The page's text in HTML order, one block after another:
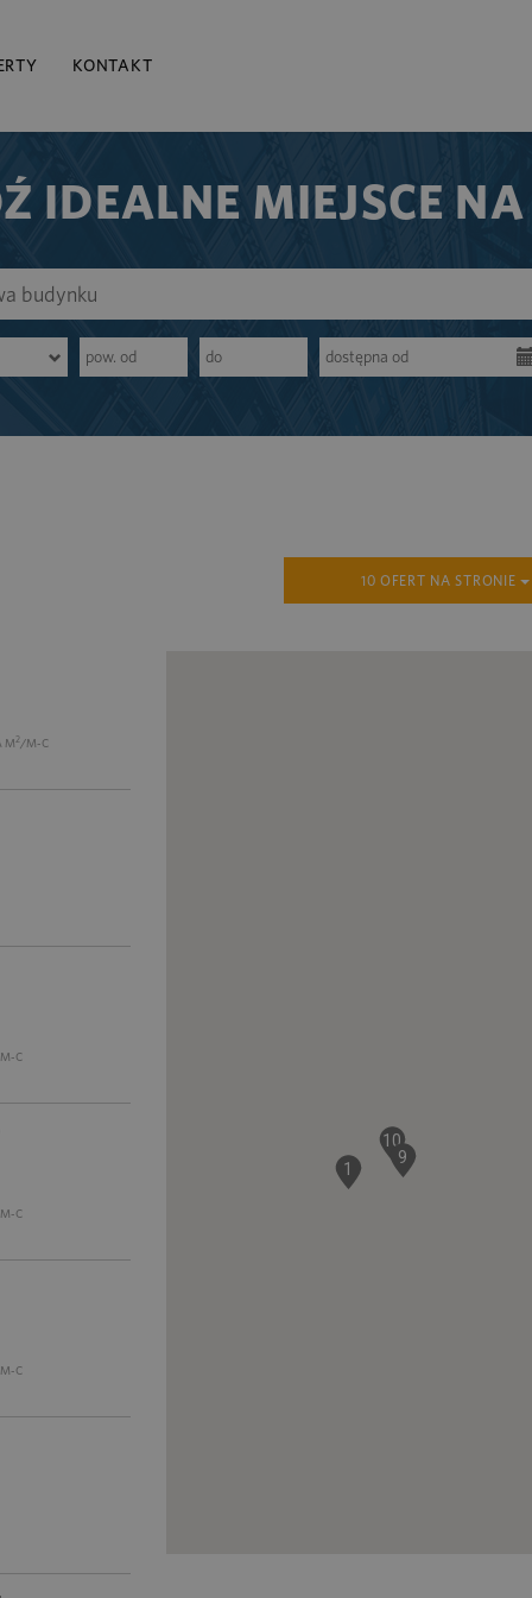
KONTAKT
IDEALNE MIEJSCE
10 OFERT NA STRONIE
M2/M-C
C
C
C
1
9
10